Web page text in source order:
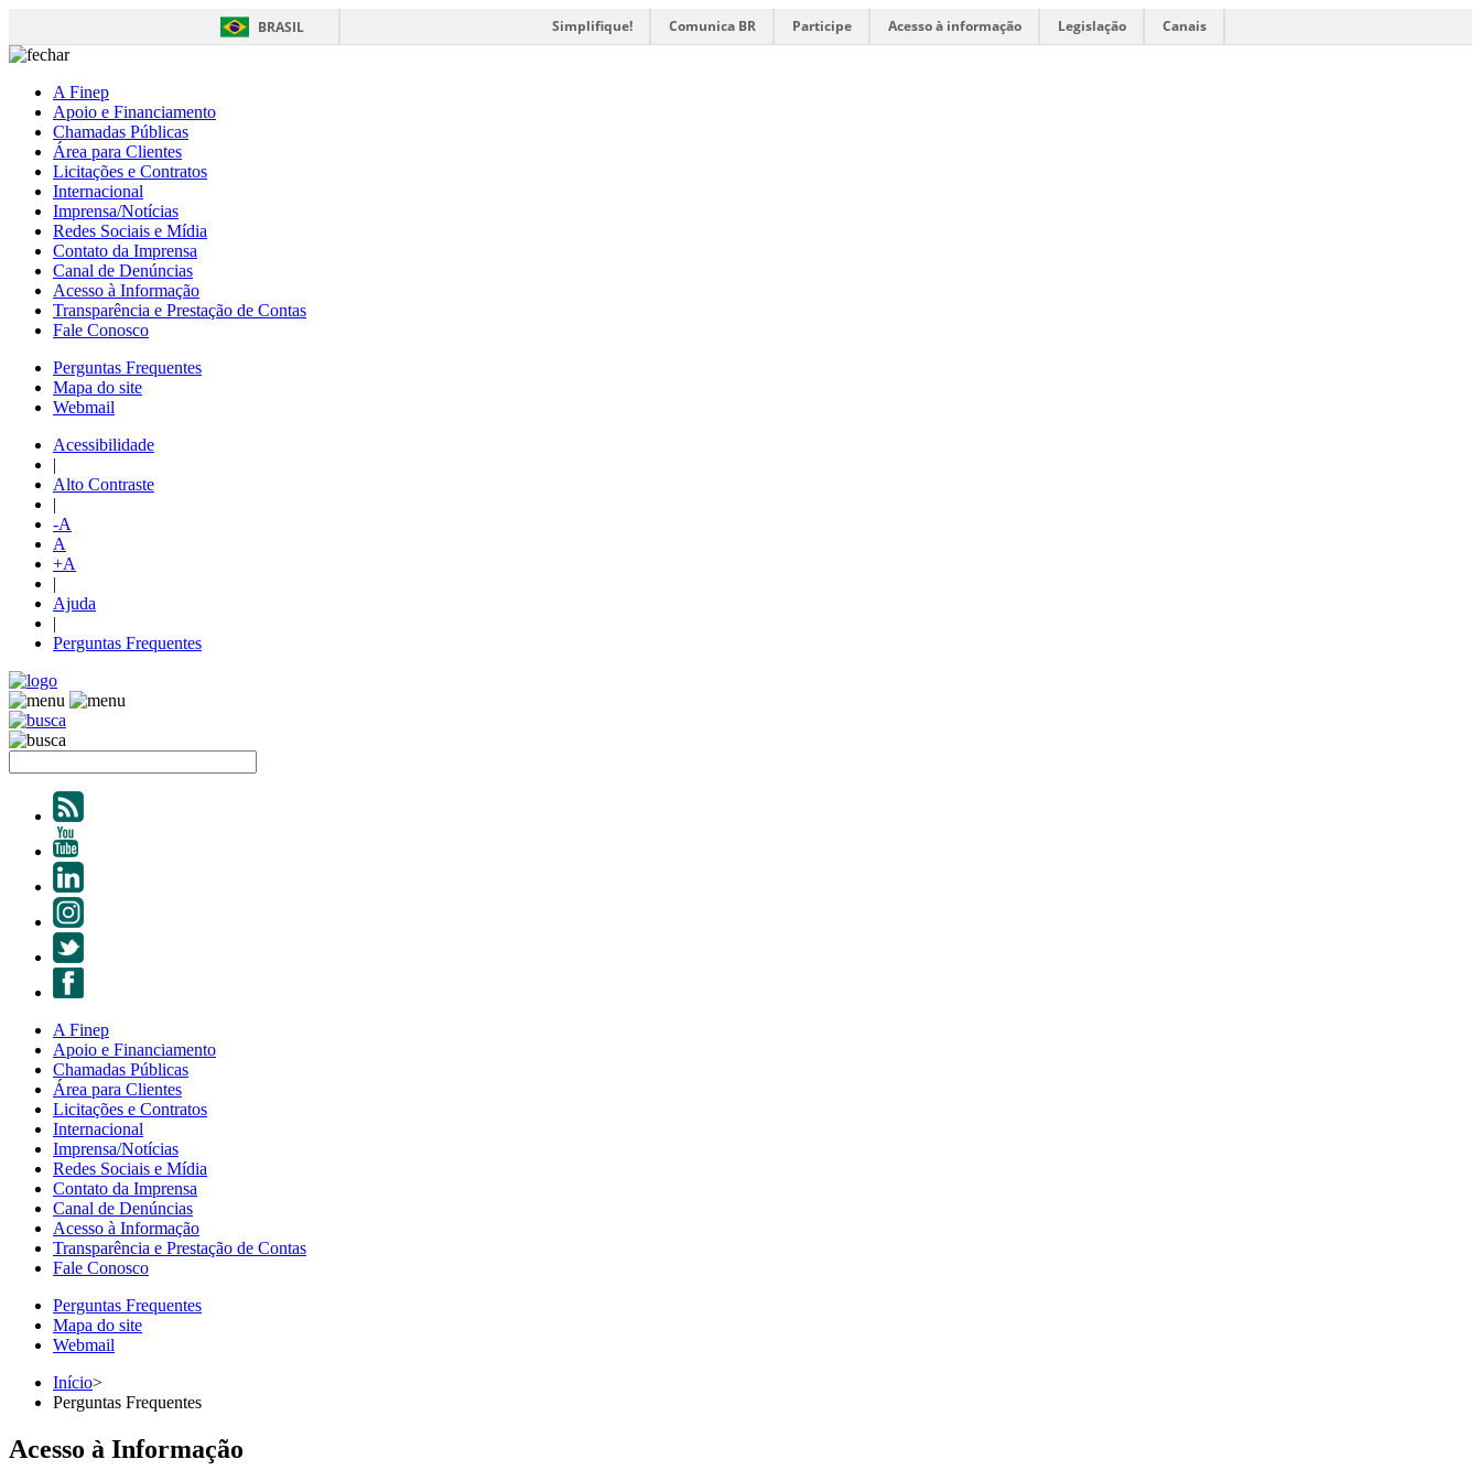
BRASIL Simplifique! Comunica BR Participe Acesso à informação Legislação Canais
A Finep
Apoio e Financiamento
Chamadas Públicas
Área para Clientes
Licitações e Contratos
Internacional
Imprensa/Notícias
Redes Sociais e Mídia
Contato da Imprensa
Canal de Denúncias
Acesso à Informação
Transparência e Prestação de Contas
Fale Conosco
Perguntas Frequentes
Mapa do site
Webmail
Acessibilidade
|
Alto Contraste
|
-A
A
+A
|
Ajuda
|
Perguntas Frequentes
A Finep
Apoio e Financiamento
Chamadas Públicas
Área para Clientes
Licitações e Contratos
Internacional
Imprensa/Notícias
Redes Sociais e Mídia
Contato da Imprensa
Canal de Denúncias
Acesso à Informação
Transparência e Prestação de Contas
Fale Conosco
Perguntas Frequentes
Mapa do site
Webmail
Início>
Perguntas Frequentes
Acesso à Informação